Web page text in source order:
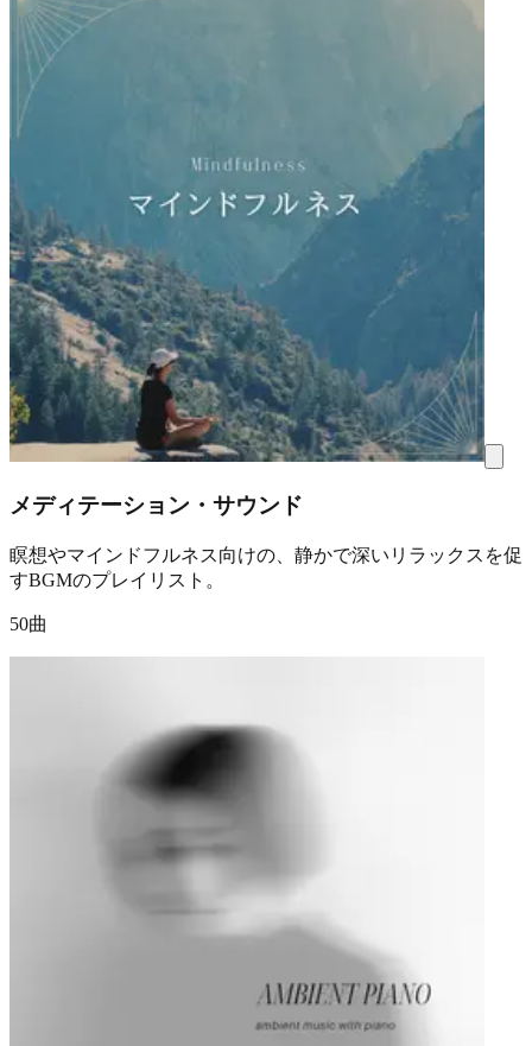
メディテーション・サウンド
瞑想やマインドフルネス向けの、静かで深いリラックスを促
すBGMのプレイリスト。
50曲